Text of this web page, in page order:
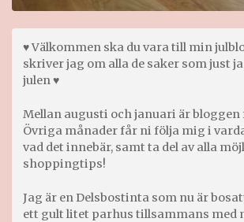
♥ Välkommen ska du vara till min
skriver jag om alla de saker som just
julen ♥
Mellan augusti och januari är bloggen
Övriga månader får ni följa mig i
vad det innebär, samt ta del av alla
shoppingtips!
Jag är en Delsbostinta som nu är
ett gult litet parhus tillsammans med